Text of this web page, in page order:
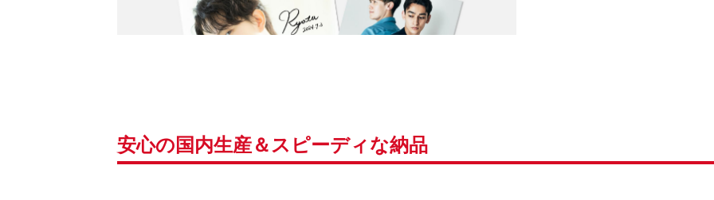
安心の国内生産＆スピーディな納品